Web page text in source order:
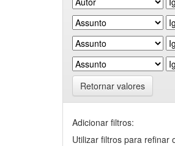
Retornar valores
Adicionar filtros:
Utilizar filtros para refinar